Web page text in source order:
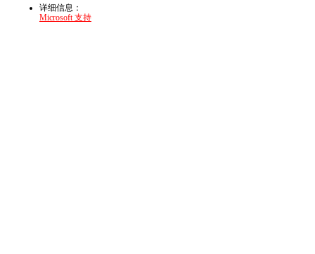
详细信息：
Microsoft 支持